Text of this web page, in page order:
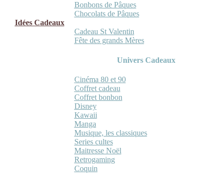
Bonbons de Pâques
Chocolats de Pâques
Idées Cadeaux
Cadeau St Valentin
Fête des grands Mères
Univers Cadeaux
Cinéma 80 et 90
Coffret cadeau
Coffret bonbon
Disney
Kawaii
Manga
Musique, les classiques
Series cultes
Maitresse Noël
Retrogaming
Coquin